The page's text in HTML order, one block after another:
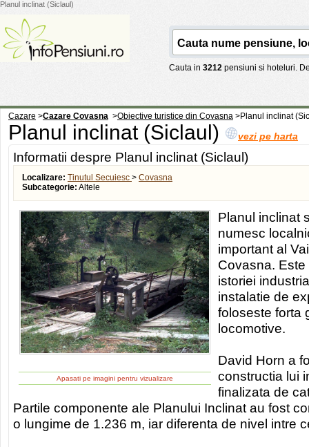
Planul inclinat (Siclaul)
Cauta in 3212 pensiuni si hoteluri.
Cazare >Cazare Covasna >Obiective turistice din Covasna >Planul inclinat
Planul inclinat (Siclaul) vezi pe harta
Informatii despre Planul inclinat (Siclaul)
Localizare: Tinutul Secuiesc > Covasna
Subcategorie: Altele
Apasati pe imagini pentru vizualizare
Planul inclinat
numesc
important al
Covasna.
istoriei
instalatie de
foloseste forta
locomotive.
David Horn a
constructia lui
finalizata de
Partile componente ale Planului Inclinat au fost
o lungime de 1.236 m, iar diferenta de nivel intre